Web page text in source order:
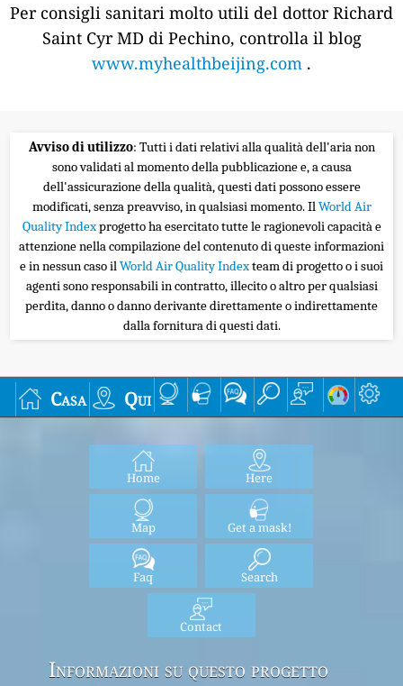
Per consigli sanitari molto utili del dottor Richard
Saint Cyr MD di Pechino, controlla il blog
www.myhealthbeijing.com .
Avviso di utilizzo: Tutti i dati relativi alla qualità dell'aria non
sono validati al momento della pubblicazione e, a causa
dell'assicurazione della qualità, questi dati possono essere
modificati, senza preavviso, in qualsiasi momento. IlWorld Air
Quality Indexprogetto ha esercitato tutte le ragionevoli capacità e
attenzione nella compilazione del contenuto di queste informazioni
e in nessun caso ilWorld Air Quality Indexteam di progetto o i suoi
agenti sono responsabili in contratto, illecito o altro per qualsiasi
perdita, danno o danno derivante direttamente o indirettamente
dalla fornitura di questi dati.
Casa Qui
Home Here
Map Get a mask!
Faq Search
Contact
Informazioni su questo progetto